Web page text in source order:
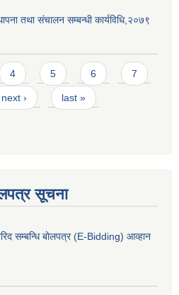
तथा संचालन सम्बन्धी कार्यविधि,२०७९
4 5 6 7
next › last »
सूचना
सम्बन्धि बोलपत्र (E-Bidding) आव्हान